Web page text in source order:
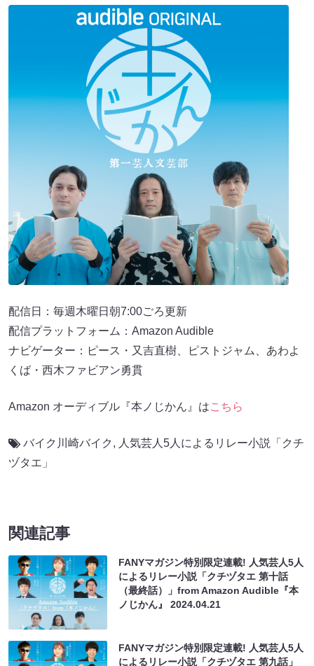
配信日：毎週木曜日朝7:00ごろ更新
配信プラットフォーム：Amazon Audible
ナビゲーター：ピース・又吉直樹、ピストジャム、あわよ
くば・西木ファビアン勇貫
Amazon オーディブル『本ノじかん』はこちら
バイク川崎バイク , 人気芸人5人によるリレー小説「クチ
ヅタエ」
関連記事
FANYマガジン特別限定連載! 人気芸人5人
によるリレー小説「クチヅタエ 第十話
（最終話）」from Amazon Audible『本
ノじかん』2024.04.21
FANYマガジン特別限定連載! 人気芸人5人
によるリレー小説「クチヅタエ 第九話」